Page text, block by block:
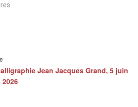
Jean Jacques Grand, 5 juin